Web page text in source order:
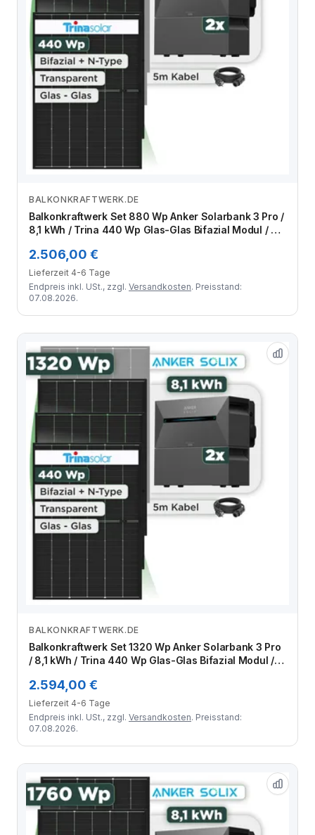
Zum Angebot
BALKONKRAFTWERK.DE
Balkonkraftwerk Set 880 Wp Anker Solarbank 3 Pro /
8,1 kWh / Trina 440 Wp Glas-Glas Bifazial Modul / 2
2.506,00 €
Lieferzeit 4-6 Tage
Endpreis inkl. USt., zzgl. Versandkosten. Preisstand:
07.08.2026.
Zum Angebot
BALKONKRAFTWERK.DE
Balkonkraftwerk Set 1320 Wp Anker Solarbank 3 Pro
/ 8,1 kWh / Trina 440 Wp Glas-Glas Bifazial Modul / 3
2.594,00 €
Lieferzeit 4-6 Tage
Endpreis inkl. USt., zzgl. Versandkosten. Preisstand:
07.08.2026.